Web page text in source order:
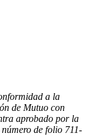
a la
de Mutuo con
aprobado por la
de folio 711-